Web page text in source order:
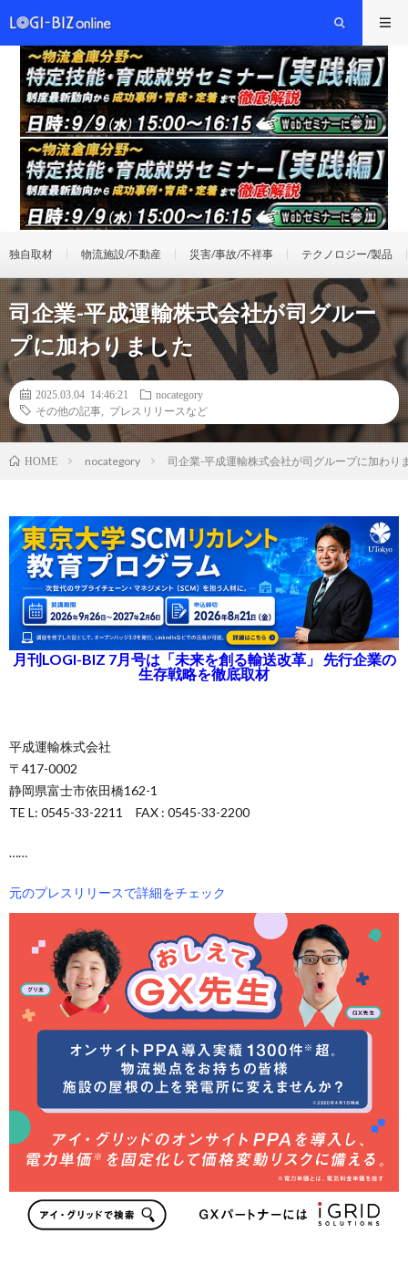
独自取材 物流施設/不動産 災害/事故/不祥事 テクノロジー/製品
司企業-平成運輸株式会社が司グルー
プに加わりました
2025.03.04 14:46:21
nocategory
その他の記事
プレスリリースなど
HOME nocategory 司企業-平成運輸株式会社が司グループに加わり
月刊LOGI-BIZ 7月号は「未来を創る輸送改革」 先行企業の
生存戦略を徹底取材
平成運輸株式会社
〒417-0002
静岡県富士市依田橋162-1
TE L: 0545-33-2211 FAX : 0545-33-2200
……
元のプレスリリースで詳細をチェック